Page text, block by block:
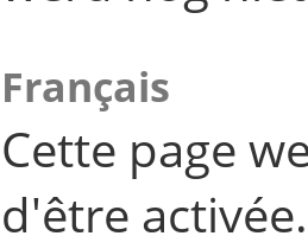
Français
Cette page
d'être